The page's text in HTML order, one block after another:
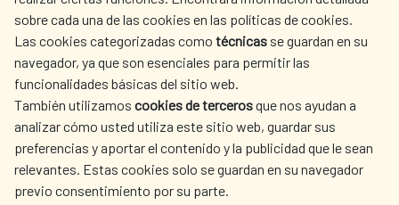
sobre cada una de las cookies en las políticas de cookies.
Las cookies categorizadas como técnicas se guardan en su
navegador, ya que son esenciales para permitir las
funcionalidades básicas del sitio web.
También utilizamos cookies de tercerosque nos ayudan a
analizar cómo usted utiliza este sitio web, guardar sus
preferencias y aportar el contenido y la publicidad que le sean
relevantes. Estas cookies solo se guardan en su navegador
previo consentimiento por su parte.
AECID
WHERE DO WE COOPERATE?
SPANISH HUMANITARIAN
ACTION
PRESS ROOM
CULTURE AND SCIENCE LIBRARY